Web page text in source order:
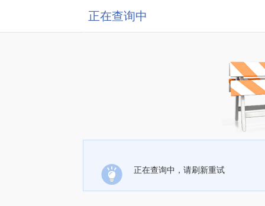
正在查询中
正在查询中，请刷新重试